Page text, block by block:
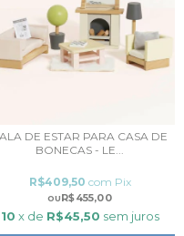
DE ESTAR PARA CASA DE
BONECAS - LE...
R$455,00
R$409,50 com Pix
10 x de R$45,50 sem juros